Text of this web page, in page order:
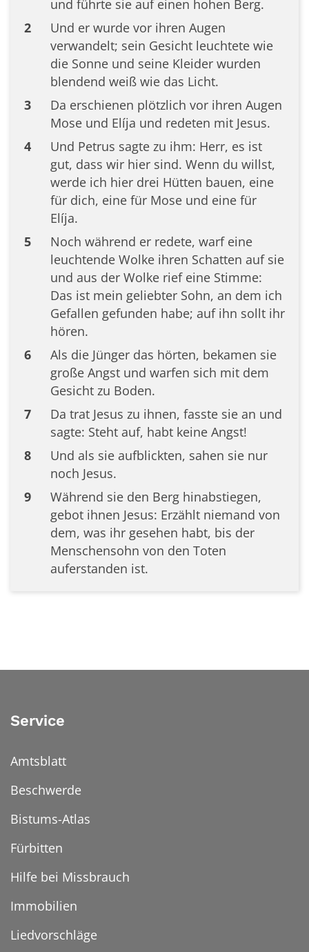
und führte sie auf einen hohen Berg.
2
Und er wurde vor ihren Augen
verwandelt; sein Gesicht leuchtete wie
die Sonne und seine Kleider wurden
blendend weiß wie das Licht.
3
Da erschienen plötzlich vor ihren Augen
Mose und Elíja und redeten mit Jesus.
4
Und Petrus sagte zu ihm: Herr, es ist
gut, dass wir hier sind. Wenn du willst,
werde ich hier drei Hütten bauen, eine
für dich, eine für Mose und eine für
Elíja.
5
Noch während er redete, warf eine
leuchtende Wolke ihren Schatten auf sie
und aus der Wolke rief eine Stimme:
Das ist mein geliebter Sohn, an dem ich
Gefallen gefunden habe; auf ihn sollt ihr
hören.
6
Als die Jünger das hörten, bekamen sie
große Angst und warfen sich mit dem
Gesicht zu Boden.
7
Da trat Jesus zu ihnen, fasste sie an und
sagte: Steht auf, habt keine Angst!
8
Und als sie aufblickten, sahen sie nur
noch Jesus.
9
Während sie den Berg hinabstiegen,
gebot ihnen Jesus: Erzählt niemand von
dem, was ihr gesehen habt, bis der
Menschensohn von den Toten
auferstanden ist.
Service
Amtsblatt
Beschwerde
Bistums-Atlas
Fürbitten
Hilfe bei Missbrauch
Immobilien
Liedvorschläge